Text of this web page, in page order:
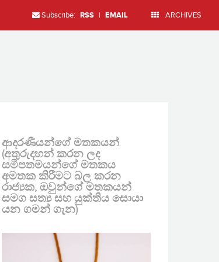
Subscribe: RSS | EMAIL ARCHIVES
ආදරණීයන්ගේ මතකයන්
(අතුරුදහන් කරන ලද
සමීපතමයන්ගේ මතකය
අමතක කිරීමට බල කරන
රාජ්‍යක, ඔවුන්ගේ මතකයන්
සමග සත්‍ය සහ යුක්තිය සොයා
යන ගමන් ගැන)